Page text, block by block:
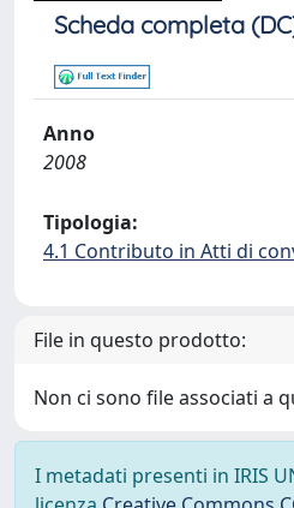
Scheda completa
Anno
2008
Tipologia:
4.1 Contributo in Atti di
File in questo prodotto:
Non ci sono file associati a
I metadati presenti in IRIS